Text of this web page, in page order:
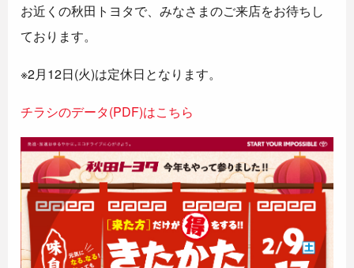
お近くの秋田トヨタで、みなさまのご来店をお待ちし
ております。
※2月12日(火)は定休日となります。
チラシのデータ(PDF)はこちら